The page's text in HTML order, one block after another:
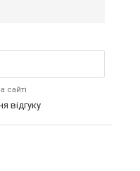
сайті
відгуку